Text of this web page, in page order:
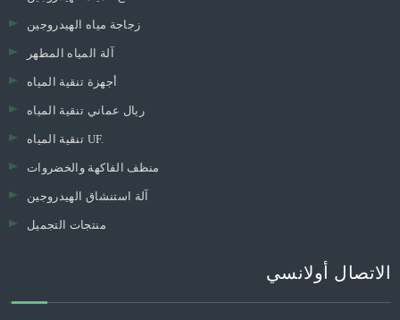
زجاجة مياه الهيدروجين
آلة المياه المطهر
أجهزة تنقية المياه
ريال عماني تنقية المياه
تنقية المياه UF.
منظف ​​الفاكهة والخضروات
آلة استنشاق الهيدروجين
منتجات التجميل
الاتصال أولانسي